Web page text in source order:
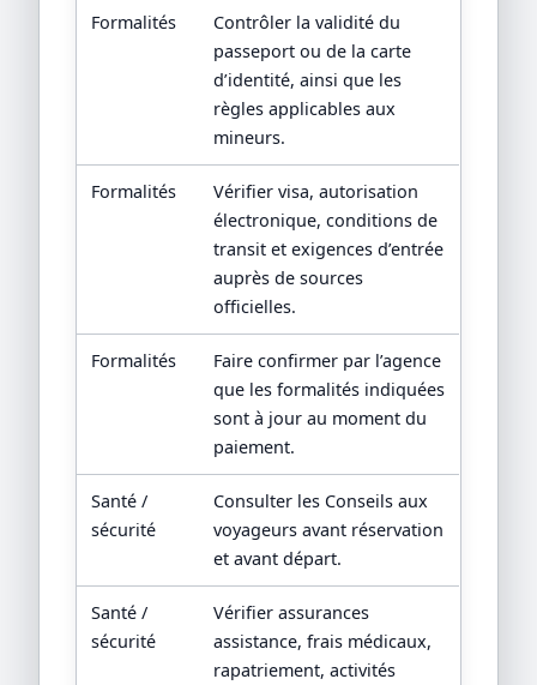
Formalités
Contrôler la validité du
passeport ou de la carte
d’identité, ainsi que les
règles applicables aux
mineurs.
Formalités
Vérifier visa, autorisation
électronique, conditions de
transit et exigences d’entrée
auprès de sources
officielles.
Formalités
Faire confirmer par l’agence
que les formalités indiquées
sont à jour au moment du
paiement.
Santé /
sécurité
Consulter les Conseils aux
voyageurs avant réservation
et avant départ.
Santé /
sécurité
Vérifier assurances
assistance, frais médicaux,
rapatriement, activités